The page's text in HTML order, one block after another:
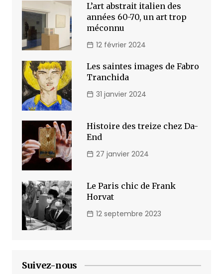
L’art abstrait italien des
années 60-70, un art trop
méconnu
12 février 2024
Les saintes images de Fabro
Tranchida
31 janvier 2024
Histoire des treize chez Da-
End
27 janvier 2024
Le Paris chic de Frank
Horvat
12 septembre 2023
Suivez-nous